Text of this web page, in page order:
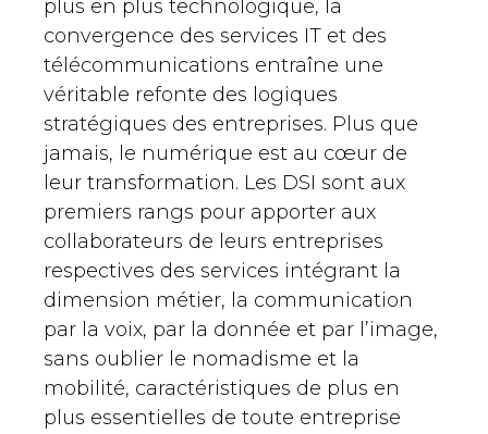
plus en plus technologique, la
convergence des services IT et des
télécommunications entraîne une
véritable refonte des logiques
stratégiques des entreprises. Plus que
jamais, le numérique est au cœur de
leur transformation. Les DSI sont aux
premiers rangs pour apporter aux
collaborateurs de leurs entreprises
respectives des services intégrant la
dimension métier, la communication
par la voix, par la donnée et par l’image,
sans oublier le nomadisme et la
mobilité, caractéristiques de plus en
plus essentielles de toute entreprise